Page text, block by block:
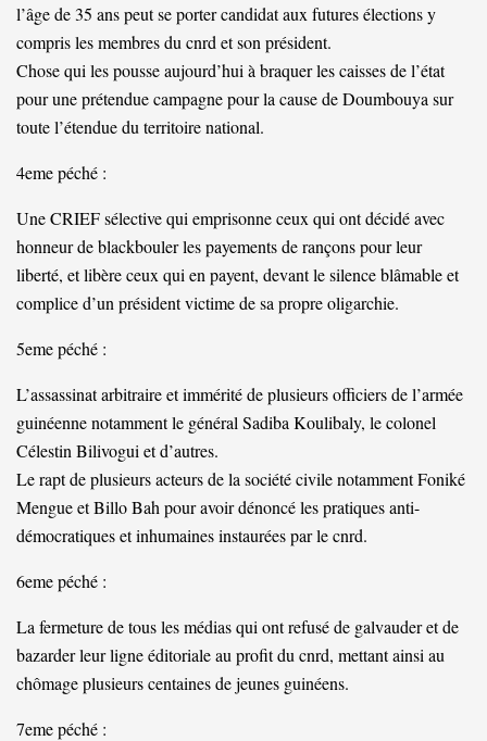
l’âge de 35 ans peut se porter candidat aux futures élections y
compris les membres du cnrd et son président.
Chose qui les pousse aujourd’hui à braquer les caisses de l’état
pour une prétendue campagne pour la cause de Doumbouya sur
toute l’étendue du territoire national.
4eme péché :
Une CRIEF sélective qui emprisonne ceux qui ont décidé avec
honneur de blackbouler les payements de rançons pour leur
liberté, et libère ceux qui en payent, devant le silence blâmable et
complice d’un président victime de sa propre oligarchie.
5eme péché :
L’assassinat arbitraire et immérité de plusieurs officiers de l’armée
guinéenne notamment le général Sadiba Koulibaly, le colonel
Célestin Bilivogui et d’autres.
Le rapt de plusieurs acteurs de la société civile notamment Foniké
Mengue et Billo Bah pour avoir dénoncé les pratiques anti-
démocratiques et inhumaines instaurées par le cnrd.
6eme péché :
La fermeture de tous les médias qui ont refusé de galvauder et de
bazarder leur ligne éditoriale au profit du cnrd, mettant ainsi au
chômage plusieurs centaines de jeunes guinéens.
7eme péché :